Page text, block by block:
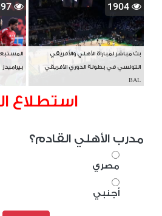
1904
بث مباشر لمباراة الأهلي والأفريقي
التونسي في بطولة الدوري الأفريقي
BAL
بيراميدز
استطلاع
مدرب الأهلي القادم؟
مصري
أجنبي